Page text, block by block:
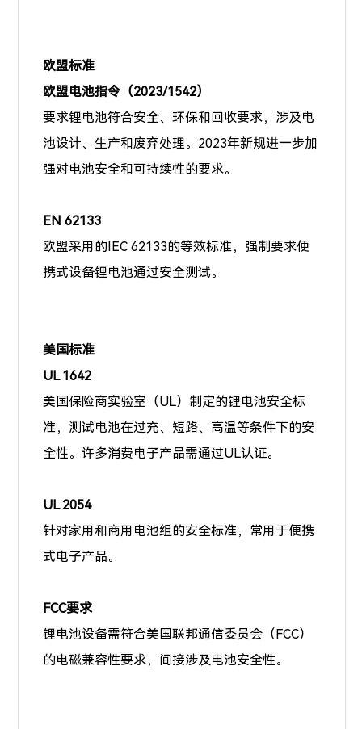
欧盟标准
欧盟电池指令（2023/1542）
要求锂电池符合安全、环保和回收要求，涉及电
池设计、生产和废弃处理。2023年新规进一步加
强对电池安全和可持续性的要求。
EN 62133
欧盟采用的IEC 62133的等效标准，强制要求便
携式设备锂电池通过安全测试。
美国标准
UL 1642
美国保险商实验室（UL）制定的锂电池安全标
准，测试电池在过充、短路、高温等条件下的安
全性。许多消费电子产品需通过UL认证。
UL 2054
针对家用和商用电池组的安全标准，常用于便携
式电子产品。
FCC要求
锂电池设备需符合美国联邦通信委员会（FCC）
的电磁兼容性要求，间接涉及电池安全性。